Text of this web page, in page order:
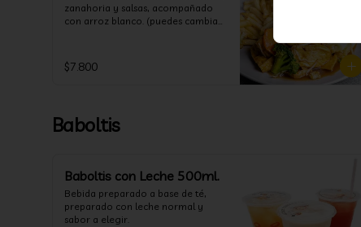
zanahoria y salsas, acompañado
con arroz blanco. (puedes cambiar
$7.800
Baboltis
Baboltis con Leche 500ml.
Bebida preparado a base de té,
preparado con leche normal y
sabor a elegir.